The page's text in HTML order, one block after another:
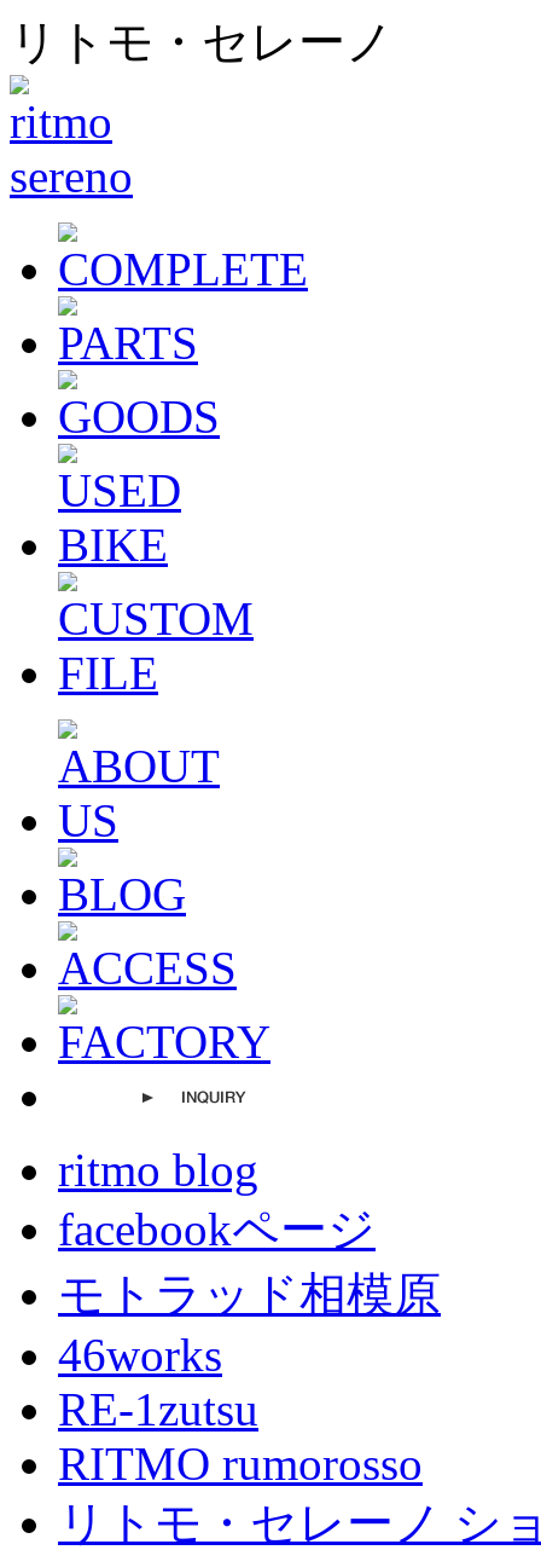
リトモ・セレーノ
ritmo blog
facebookページ
モトラッド相模原
46works
RE-1zutsu
RITMO rumorosso
リトモ・セレーノ シ